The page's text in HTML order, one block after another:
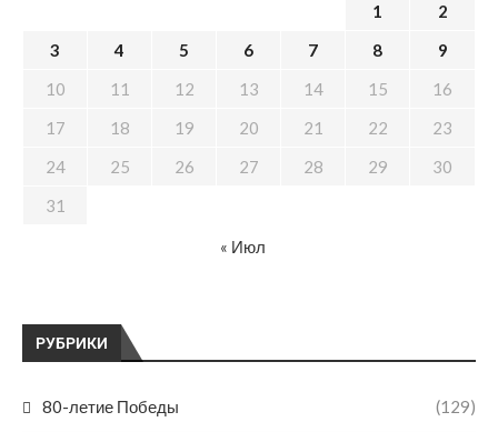
РУБРИКИ
80-летие Победы (129)
1
2
3
4 5 6 7 8
9
10
11 12 13 14 15
16
17
18 19 20 21 22
23
24
25 26 27 28 29
30
31
« Июл